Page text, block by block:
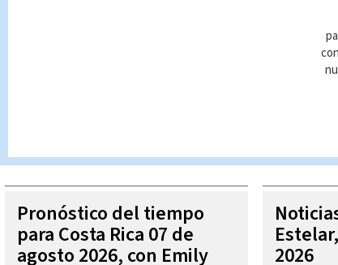
Queda prohibida la reproducción total o parcial del
autorizada constituye una infracción y un delito de
Pronóstico del tiempo
para Costa Rica 07 de
agosto 2026, con Emily 2026